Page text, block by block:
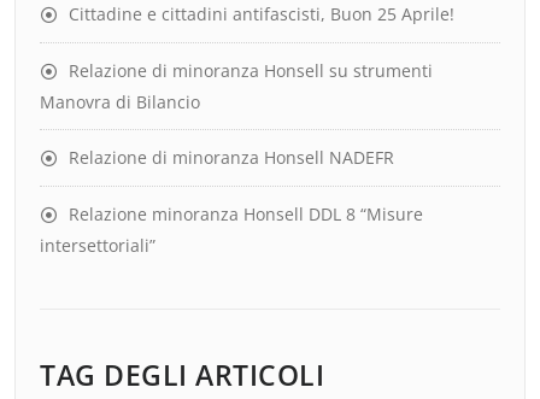
Cittadine e cittadini antifascisti, Buon 25 Aprile!
Relazione di minoranza Honsell su strumenti
Manovra di Bilancio
Relazione di minoranza Honsell NADEFR
Relazione minoranza Honsell DDL 8 “Misure
intersettoriali”
TAG DEGLI ARTICOLI